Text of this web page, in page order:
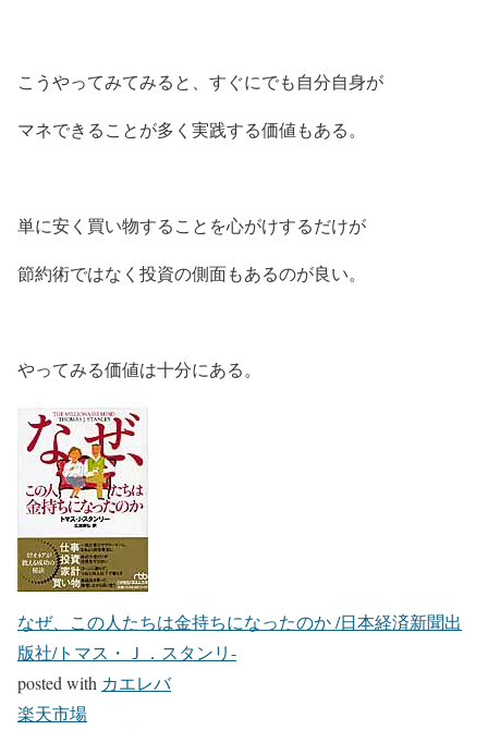
こうやってみてみると、すぐにでも自分自身が
マネできることが多く実践する価値もある。
単に安く買い物することを心がけするだけが
節約術ではなく投資の側面もあるのが良い。
やってみる価値は十分にある。
なぜ、この人たちは金持ちになったのか /日本経済新聞出
版社/トマス・Ｊ．スタンリ-
posted with カエレバ
楽天市場